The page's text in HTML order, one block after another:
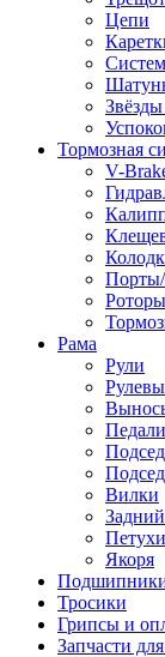
Цепи
Тормозная
V-
Роторы
Рама
Рули
Педали
Вилки
Петухи
Якоря
Тросики
Грипсы и
Запчасти